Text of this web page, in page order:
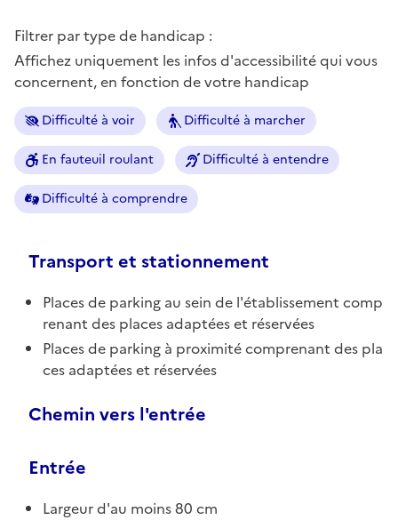
Filtrer par type de handicap :
Affichez uniquement les infos d'accessibilité qui vous
concernent, en fonction de votre handicap
Difficulté à voir Difficulté à marcher
En fauteuil roulant Difficulté à entendre
Difficulté à comprendre
Transport et stationnement
Places de parking au sein de l'établissement comp
renant des places adaptées et réservées
Places de parking à proximité comprenant des pla
ces adaptées et réservées
Chemin vers l'entrée
Entrée
Largeur d'au moins 80 cm